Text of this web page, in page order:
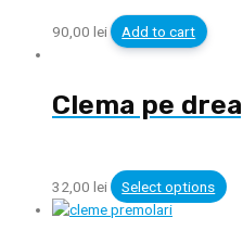
90,00 lei Add to cart
Clema pe
32,00 lei Select options